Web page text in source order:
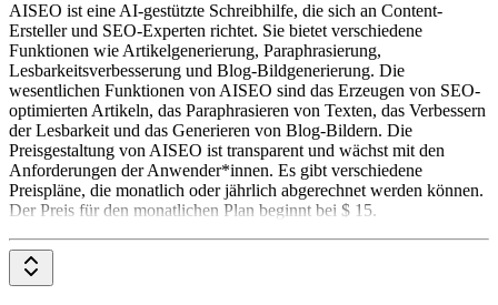
AISEO ist eine AI-gestützte Schreibhilfe, die sich an Content-
Ersteller und SEO-Experten richtet. Sie bietet verschiedene
Funktionen wie Artikelgenerierung, Paraphrasierung,
Lesbarkeitsverbesserung und Blog-Bildgenerierung. Die
wesentlichen Funktionen von AISEO sind das Erzeugen von SEO-
optimierten Artikeln, das Paraphrasieren von Texten, das Verbessern
der Lesbarkeit und das Generieren von Blog-Bildern. Die
Preisgestaltung von AISEO ist transparent und wächst mit den
Anforderungen der Anwender*innen. Es gibt verschiedene
Preispläne, die monatlich oder jährlich abgerechnet werden können.
Der Preis für den monatlichen Plan beginnt bei $ 15.